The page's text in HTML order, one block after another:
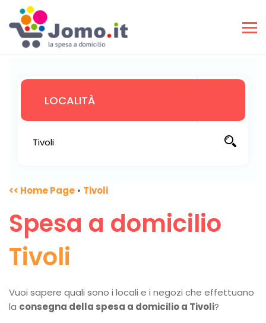
<< Home Page • Tivoli
Spesa a domicilio
Tivoli
Vuoi sapere quali sono i locali e i negozi che effettuano
la consegna della spesa a domicilio a Tivoli?